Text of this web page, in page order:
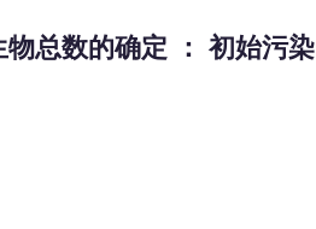
环境风险评价
总数的确定 ： 初始污染